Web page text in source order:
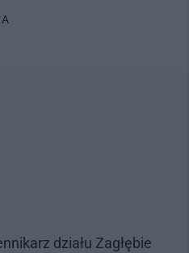
działu Zagłębie